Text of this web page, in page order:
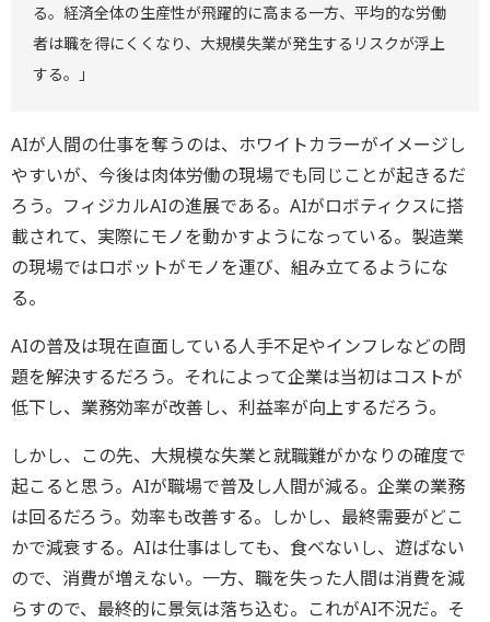
る。経済全体の生産性が飛躍的に高まる一方、平均的な労働
者は職を得にくくなり、大規模失業が発生するリスクが浮上
する。」
AIが人間の仕事を奪うのは、ホワイトカラーがイメージし
やすいが、今後は肉体労働の現場でも同じことが起きるだ
ろう。フィジカルAIの進展である。AIがロボティクスに搭
載されて、実際にモノを動かすようになっている。製造業
の現場ではロボットがモノを運び、組み立てるようにな
る。
AIの普及は現在直面している人手不足やインフレなどの問
題を解決するだろう。それによって企業は当初はコストが
低下し、業務効率が改善し、利益率が向上するだろう。
しかし、この先、大規模な失業と就職難がかなりの確度で
起こると思う。AIが職場で普及し人間が減る。企業の業務
は回るだろう。効率も改善する。しかし、最終需要がどこ
かで減衰する。AIは仕事はしても、食べないし、遊ばない
ので、消費が増えない。一方、職を失った人間は消費を減
らすので、最終的に景気は落ち込む。これがAI不況だ。そ